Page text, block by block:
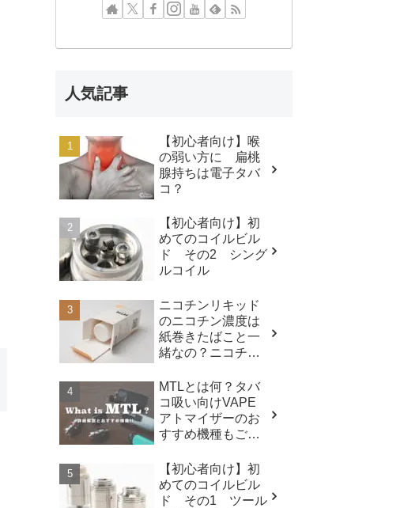
人気記事
【初心者向け】喉
の弱い方に 扁桃
腺持ちは電子タバ
コ？
【初心者向け】初
めてのコイルビル
ド その2 シング
ルコイル
ニコチンリキッド
のニコチン濃度は
紙巻きたばこと一
緒なの？ニコチン
MTLとは何？タバ
コ吸い向けVAPE
アトマイザーのお
すすめ機種もご紹
【初心者向け】初
めてのコイルビル
ド その1 ツール